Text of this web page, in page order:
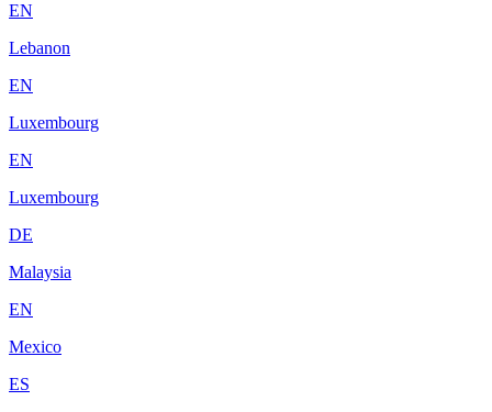
EN
Lebanon
EN
Luxembourg
EN
Luxembourg
DE
Malaysia
EN
Mexico
ES